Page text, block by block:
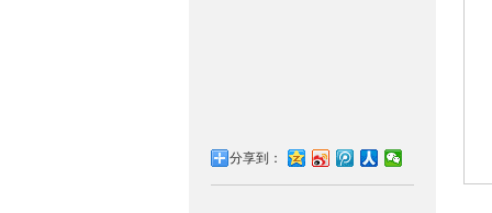
分享到：